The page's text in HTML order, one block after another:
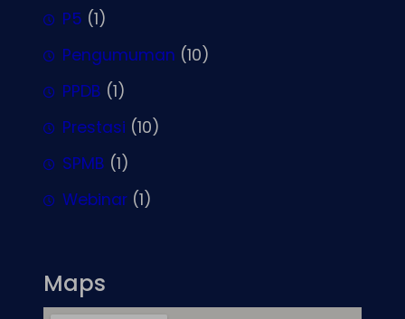
P5 (1)
Pengumuman (10)
PPDB (1)
Prestasi (10)
SPMB (1)
Webinar (1)
Maps